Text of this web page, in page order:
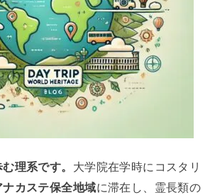
理系です。 大学院在学時にコスタリ
ナカステ保全地域に滞在し、霊長類の